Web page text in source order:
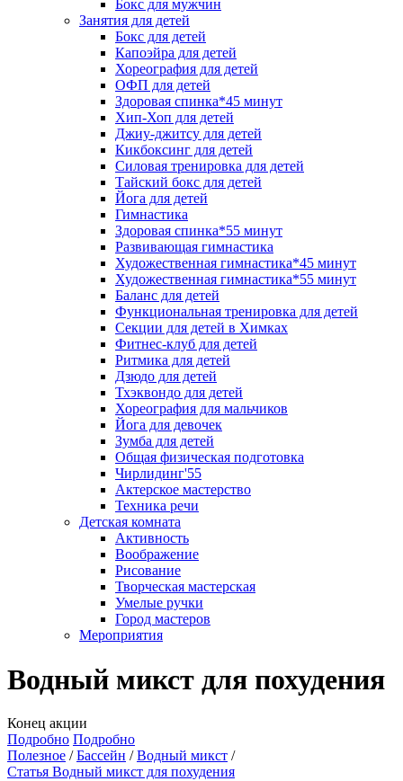
Бокс для мужчин
Занятия для детей
Бокс для детей
Капоэйра для детей
Хореография для детей
ОФП для детей
Здоровая спинка*45 минут
Хип-Хоп для детей
Джиу-джитсу для детей
Кикбоксинг для детей
Силовая тренировка для детей
Тайский бокс для детей
Йога для детей
Гимнастика
Здоровая спинка*55 минут
Развивающая гимнастика
Художественная гимнастика*45 минут
Художественная гимнастика*55 минут
Баланс для детей
Функциональная тренировка для детей
Секции для детей в Химках
Фитнес-клуб для детей
Ритмика для детей
Дзюдо для детей
Тхэквондо для детей
Хореография для мальчиков
Йога для девочек
Зумба для детей
Общая физическая подготовка
Чирлидинг'55
Актерское мастерство
Техника речи
Детская комната
Активность
Воображение
Рисование
Творческая мастерская
Умелые ручки
Город мастеров
Мероприятия
Водный микст для похудения
Конец акции
Подробно Подробно
Полезное
Бассейн
Водный микст
Статья Водный микст для похудения